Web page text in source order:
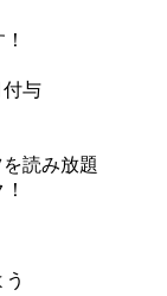
付与
読み放題